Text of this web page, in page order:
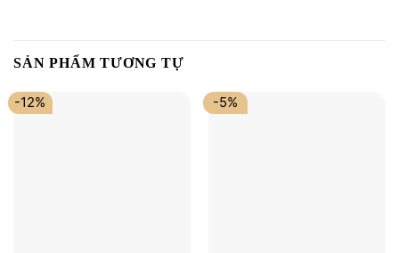
SẢN PHẨM TƯƠNG TỰ
-12% -5%